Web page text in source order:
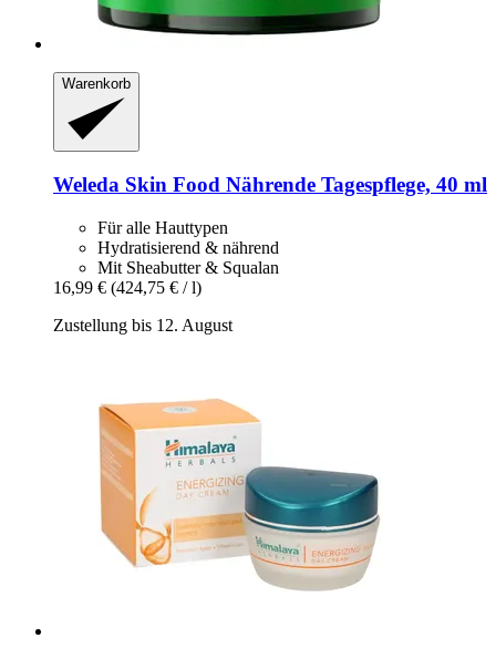
Warenkorb
Weleda Skin Food Nährende Tagespflege, 40 ml
Für alle Hauttypen
Hydratisierend & nährend
Mit Sheabutter & Squalan
16,99 € (424,75 € / l)
Zustellung bis 12. August